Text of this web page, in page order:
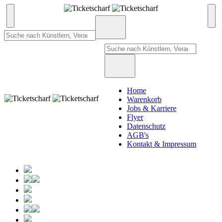
Home
Warenkorb
Jobs & Karriere
Flyer
Datenschutz
AGB's
Kontakt & Impressum